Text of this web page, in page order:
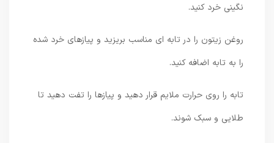
نگینی خرد کنید.
روغن زیتون را در تابه ای مناسب بریزید و پیازهای خرد شده
را به تابه اضافه کنید.
تابه را روی حرارت ملایم قرار دهید و پیازها را تفت دهید تا
طلایی و سبک شوند.